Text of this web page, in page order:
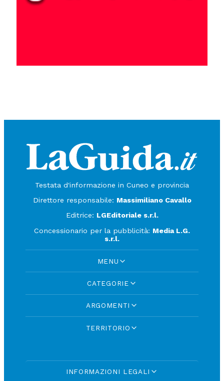
Testata d'informazione in Cuneo e provincia
Direttore responsabile: Massimiliano Cavallo
Editrice: LGEditoriale s.r.l.
Concessionario per la pubblicità: Media L.G.
s.r.l.
MENU
CATEGORIE
ARGOMENTI
TERRITORIO
INFORMAZIONI LEGALI